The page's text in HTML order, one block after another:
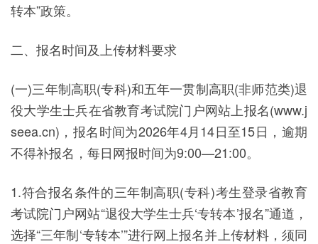
转本”政策。
二、报名时间及上传材料要求
(一)三年制高职(专科)和五年一贯制高职(非师范类)退
役大学生士兵在省教育考试院门户网站上报名(www.j
seea.cn)，报名时间为2026年4月14日至15日，逾期
不得补报名，每日网报时间为9:00—21:00。
1.符合报名条件的三年制高职(专科)考生登录省教育
考试院门户网站“退役大学生士兵‘专转本’报名”通道，
选择“三年制‘专转本’”进行网上报名并上传材料，须同